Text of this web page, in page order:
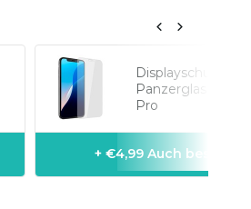
Displayschutz
Panzerglas
Pro
+ €4,99 Auch bestellen